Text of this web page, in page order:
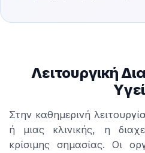
Λειτουργική
Στην καθημερινή
ή μιας κλινικής, η
κρίσιμης σημασίας. Οι